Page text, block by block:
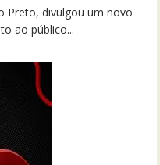
Preto, divulgou um novo
ao público...